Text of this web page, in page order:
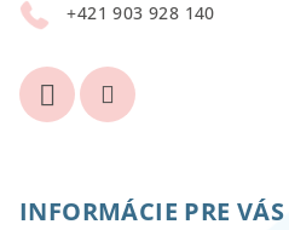
+421 903 928 140
INFORMÁCIE PRE VÁS